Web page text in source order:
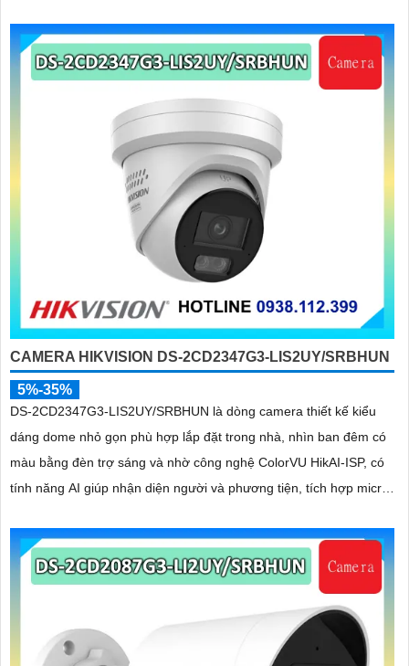
CAMERA HIKVISION DS-2CD2347G3-LIS2UY/SRBHUN
5%-35%
DS-2CD2347G3-LIS2UY/SRBHUN là dòng camera thiết kế kiểu
dáng dome nhỏ gọn phù hợp lắp đặt trong nhà, nhìn ban đêm có
màu bằng đèn trợ sáng và nhờ công nghệ ColorVU HikAI-ISP, có
tính năng AI giúp nhận diện người và phương tiện, tích hợp micro